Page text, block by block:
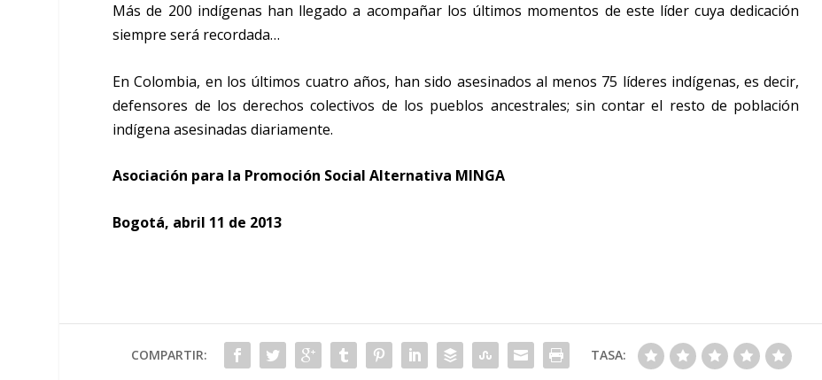
Más de 200 indígenas han llegado a acompañar los últimos momentos de este líder cuya dedicación
siempre será recordada…
En Colombia, en los últimos cuatro años, han sido asesinados al menos 75 líderes indígenas, es decir,
defensores de los derechos colectivos de los pueblos ancestrales; sin contar el resto de población
indígena asesinadas diariamente.
Asociación para la Promoción Social Alternativa MINGA
Bogotá, abril 11 de 2013
COMPARTIR: TASA: